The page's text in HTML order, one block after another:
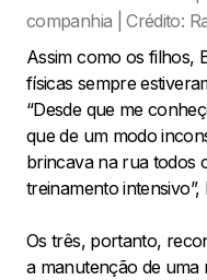
companhia | Crédito:
Assim como os filhos,
físicas sempre
“Desde que me
que de um modo
brincava na rua todos
treinamento intensivo”,
Os três, portanto,
a manutenção de uma